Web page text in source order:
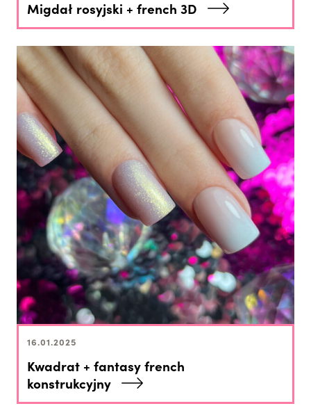
Migdał rosyjski + french 3D
16.01.2025
Kwadrat + fantasy french
konstrukcyjny